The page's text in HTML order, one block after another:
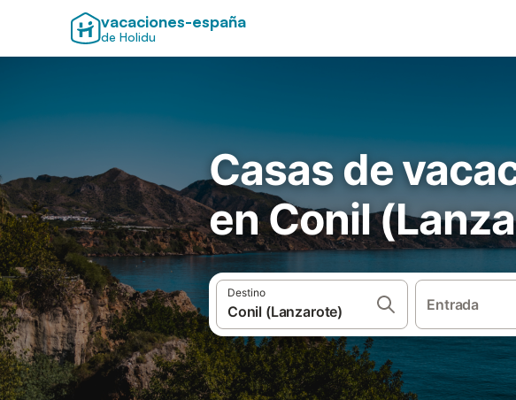
vacaciones-españa
de Holidu
Casas de
en Conil
Destino
Entrada